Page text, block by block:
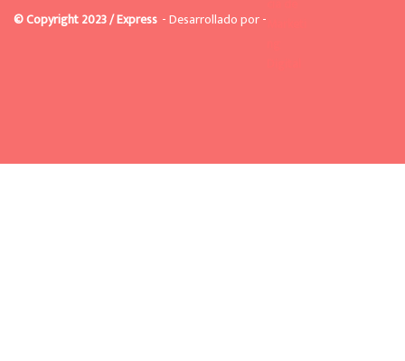
© Copyright 2023 / Express - Desarrollado por -